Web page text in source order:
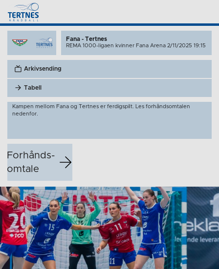
Fana - Tertnes
REMA 1000-ligaen kvinner Fana Arena 2/11/2025 19:15
Arkivsending
Tabell
Kampen mellom Fana og Tertnes er ferdigspilt. Les forhåndsomtalen
nedenfor.
Forhånds­
omtale